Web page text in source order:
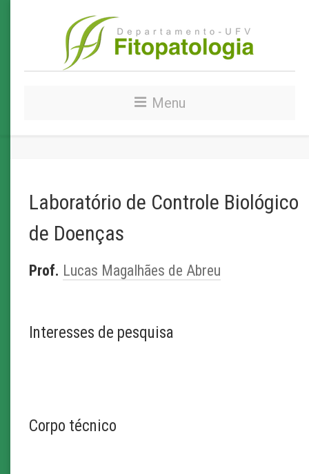
Menu
Laboratório de Controle Biológico
de Doenças
Prof. Lucas Magalhães de Abreu
Interesses de pesquisa
Corpo técnico